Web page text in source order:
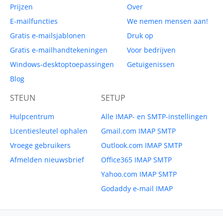
Prijzen
E-mailfuncties
Gratis e-mailsjablonen
Gratis e-mailhandtekeningen
Windows-desktoptoepassingen
Blog
Over
We nemen mensen aan!
Druk op
Voor bedrijven
Getuigenissen
STEUN
Hulpcentrum
Licentiesleutel ophalen
Vroege gebruikers
Afmelden nieuwsbrief
SETUP
Alle IMAP- en SMTP-instellingen
Gmail.com IMAP SMTP
Outlook.com IMAP SMTP
Office365 IMAP SMTP
Yahoo.com IMAP SMTP
Godaddy e-mail IMAP